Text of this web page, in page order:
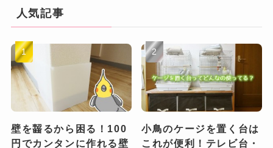
人気記事
壁を齧るから困る！100
円でカンタンに作れる壁
小鳥のケージを置く台は
これが便利！テレビ台・